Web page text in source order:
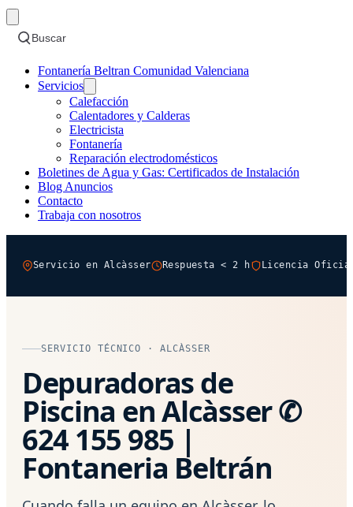
Buscar
Fontanería Beltran Comunidad Valenciana
Servicios
Calefacción
Calentadores y Calderas
Electricista
Fontanería
Reparación electrodomésticos
Boletines de Agua y Gas: Certificados de Instalación
Blog Anuncios
Contacto
Trabaja con nosotros
Servicio en Alcàsser Respuesta < 2 h Licencia
SERVICIO TÉCNICO · ALCÀSSER
Depuradoras de
Piscina en Alcàsser ✆
624 155 985 |
Fontaneria Beltrán